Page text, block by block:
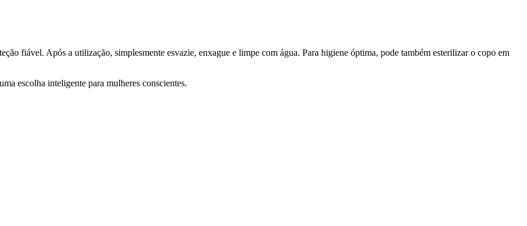
fiável. Após a utilização, simplesmente esvazie, enxague e limpe com água. Para higiene óptima, pode também esterilizar o copo em
escolha inteligente para mulheres conscientes.